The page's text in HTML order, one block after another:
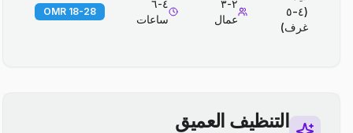
(٤-٥
غرف)
٢-٣
عمال
٤-٦
ساعات
18-28 OMR
التنظيف العميق